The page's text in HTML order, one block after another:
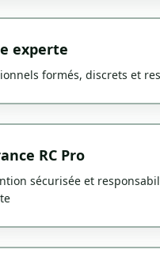
experte
formés, discrets et
RC Pro
sécurisée et